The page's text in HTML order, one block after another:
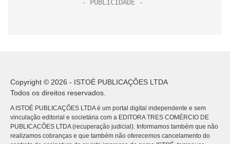
Copyright © 2026 - ISTOÉ PUBLICAÇÕES LTDA
Todos os direitos reservados.
A ISTOÉ PUBLICAÇÕES LTDA é um portal digital independente e sem
vinculação editorial e societária com a EDITORA TRES COMÉRCIO DE
PUBLICACÕES LTDA (recuperação judicial). Informamos também que não
realizamos cobranças e que também não oferecemos cancelamento do